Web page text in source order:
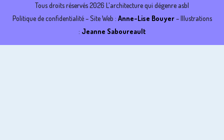
Tous droits réservés 2026 L'architecture qui dégenre asbl
Politique de confidentialité– Site Web : Anne-Lise Bouyer– Illustrations
: Jeanne Saboureault